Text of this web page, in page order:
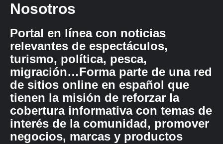
Nosotros
Portal en línea con noticias
relevantes de espectáculos,
turismo, política, pesca,
migración…Forma parte de una red
de sitios online en español que
tienen la misión de reforzar la
cobertura informativa con temas de
interés de la comunidad, promover
negocios, marcas y productos